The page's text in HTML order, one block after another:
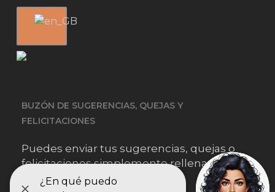
BUZÓN DE SUGERENCIAS, QUEJAS Y
FELICITACIONES
Puedes enviar tus sugerencias, quejas o
felicitaciones simplemente rellenando este
formulario.